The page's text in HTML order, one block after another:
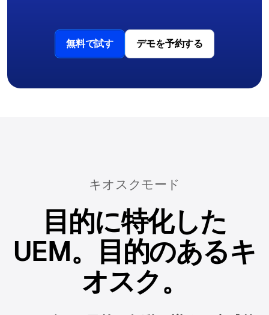
無料で試す デモを予約する
キオスクモード
目的に特化した
UEM。目的のあるキ
オスク。